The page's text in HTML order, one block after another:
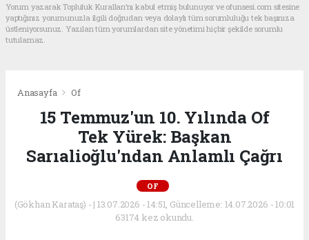
Yorum yazarak Topluluk Kuralları’nı kabul etmiş bulunuyor ve ofunsesi.com sitesine
yaptığınız yorumunuzla ilgili doğrudan veya dolaylı tüm sorumluluğu tek başınıza
üstleniyorsunuz. Yazılan tüm yorumlardan site yönetimi hiçbir şekilde sorumlu
tutulamaz.
Anasayfa Of
15 Temmuz'un 10. Yılında Of
Tek Yürek: Başkan
Sarıalioğlu'ndan Anlamlı Çağrı
OF
(Gökhan Karataş) - | 13.07.2026 - 14:51, Güncelleme: 14.07.2026 - 10:01
63174 kez okundu.